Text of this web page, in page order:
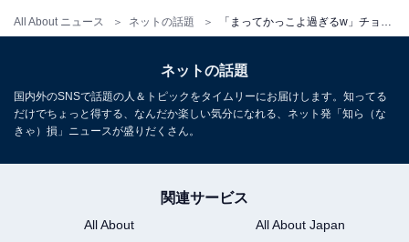
All About ニュース ネットの話題
ネットの話題
国内外のSNSで話題の人＆トピックをタイムリーにお届けします。知ってる
だけでちょっと得する、なんだか楽しい気分になれる、ネット発「知ら（な
きゃ）損」ニュースが盛りだくさん。
関連サービス
All About
All About Japan